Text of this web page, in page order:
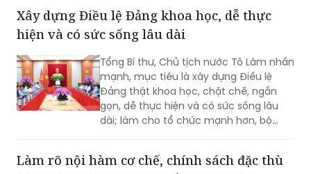
Xây dựng Điều lệ Đảng khoa học, dễ thực
hiện và có sức sống lâu dài
Tổng Bí thư, Chủ tịch nước Tô Lâm nhấn
mạnh, mục tiêu là xây dựng Điều lệ
Đảng thật khoa học, chặt chẽ, ngắn
gọn, dễ thực hiện và có sức sống lâu
dài; làm cho tổ chức mạnh hơn, bộ
lượng đảng viên và tổ chức cơ sở đảng
Làm rõ nội hàm cơ chế, chính sách đặc thù